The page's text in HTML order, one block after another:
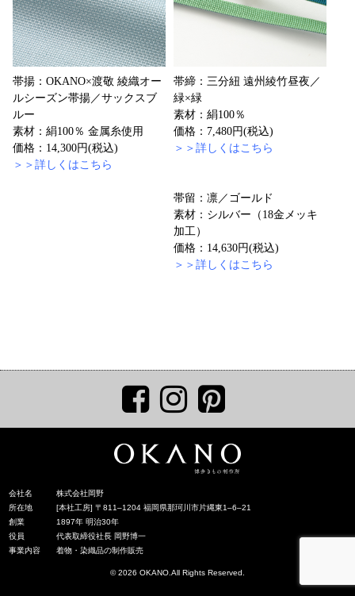
帯揚：OKANO×渡敬 綾織オー
ルシーズン帯揚／サックスブ
ルー
素材：絹100％ 金属糸使用
価格：14,300円(税込)
＞＞詳しくはこちら
帯締：三分紐 遠州綾竹昼夜／
緑×緑
素材：絹100％
価格：7,480円(税込)
＞＞詳しくはこちら
帯留：凛／ゴールド
素材：シルバー（18金メッキ
加工）
価格：14,630円(税込)
＞＞詳しくはこちら
会社名
株式会社岡野
所在地
[本社工房] 〒811‒1204 福岡県那珂川市片縄東1‒6‒21
創業
1897年 明治30年
役員
代表取締役社長 岡野博一
事業内容
着物・染織品の制作販売
© 2026 OKANO.All Rights Reserved.